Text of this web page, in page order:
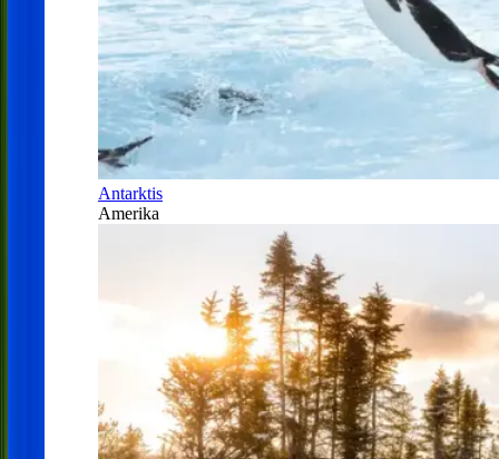
Antarktis
Amerika